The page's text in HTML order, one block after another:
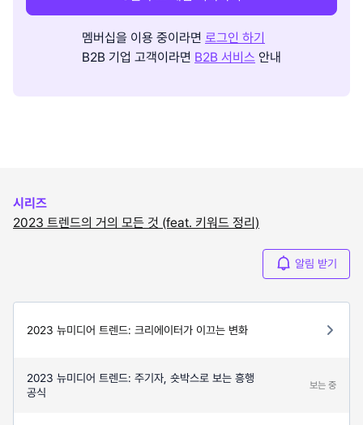
멤버십을 이용 중이라면 로그인 하기
B2B 기업 고객이라면 B2B 서비스 안내
시리즈
2023 트렌드의 거의 모든 것 (feat. 키워드 정리)
알림 받기
2023 뉴미디어 트렌드: 크리에이터가 이끄는 변화
2023 뉴미디어 트렌드: 주기자, 숏박스로 보는 흥행
공식
보는 중